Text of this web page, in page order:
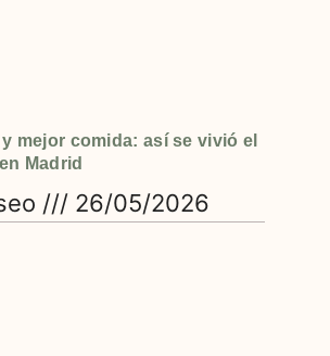
mejor comida: así se vivió el
Madrid
26/05/2026